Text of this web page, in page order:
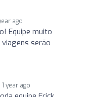
ago
Equipe muito
serão
1 year ago